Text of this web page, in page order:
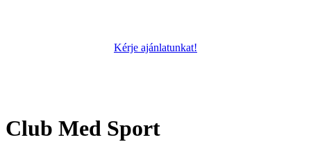
Kérje ajánlatunkat!
Club Med Sport